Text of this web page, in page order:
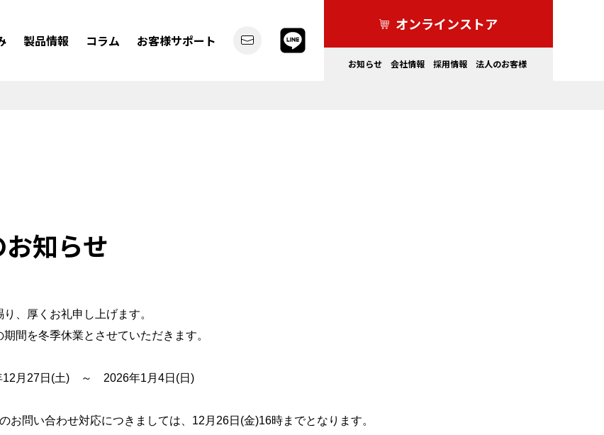
製品情報
もっと便利にしたい
もっと快適にしたい
コラム お客様サポート
オンラインストア
お知らせ 会社情報 採用情報 法人のお客様
知らせ
、厚くお礼申し上げます。
間を冬季休業とさせていただきます。
12月27日(土) ～ 2026年1月4日(日)
お問い合わせ対応につきましては、12月26日(金)16時までとなります。